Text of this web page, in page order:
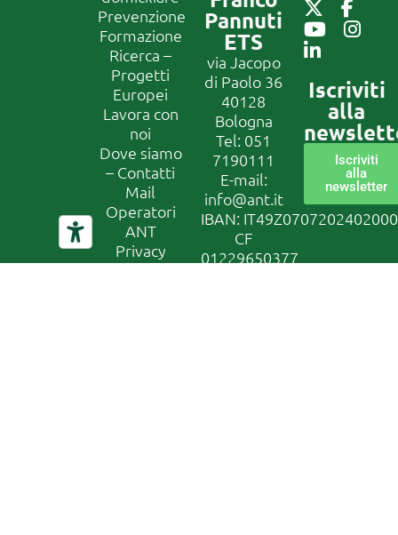
Prevenzione
Formazione
Ricerca –
Progetti
Europei
Lavora con
noi
Dove siamo
– Contatti
Mail
Operatori
ANT
Privacy
Policy
Pannuti
ETS
via Jacopo
di Paolo 36
40128
Bologna
Tel: 051
7190111
E-mail:
info@ant.it
IBAN:
CF
01229650377
Iscriviti
alla
Iscriviti
alla
newsletter